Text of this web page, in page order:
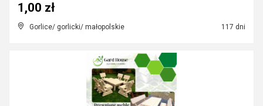
Gorlice/ gorlicki/ małopolskie 117 dni
1,00 zł